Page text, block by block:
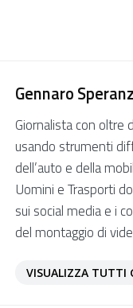
Gennaro
Giornalista con oltre
usando strumenti
dell’auto e della
Uomini e Trasporti
sui social media e i
del montaggio di
VISUALIZZA TUTTI